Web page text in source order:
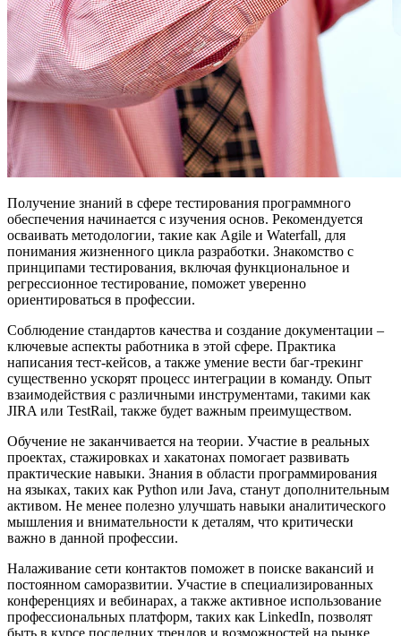
Получение знаний в сфере тестирования программного
обеспечения начинается с изучения основ. Рекомендуется
осваивать методологии, такие как Agile и Waterfall, для
понимания жизненного цикла разработки. Знакомство с
принципами тестирования, включая функциональное и
регрессионное тестирование, поможет уверенно
ориентироваться в профессии.
Соблюдение стандартов качества и создание документации –
ключевые аспекты работника в этой сфере. Практика
написания тест-кейсов, а также умение вести баг-трекинг
существенно ускорят процесс интеграции в команду. Опыт
взаимодействия с различными инструментами, такими как
JIRA или TestRail, также будет важным преимуществом.
Обучение не заканчивается на теории. Участие в реальных
проектах, стажировках и хакатонах помогает развивать
практические навыки. Знания в области программирования
на языках, таких как Python или Java, станут дополнительным
активом. Не менее полезно улучшать навыки аналитического
мышления и внимательности к деталям, что критически
важно в данной профессии.
Налаживание сети контактов поможет в поиске вакансий и
постоянном саморазвитии. Участие в специализированных
конференциях и вебинарах, а также активное использование
профессиональных платформ, таких как LinkedIn, позволят
быть в курсе последних трендов и возможностей на рынке